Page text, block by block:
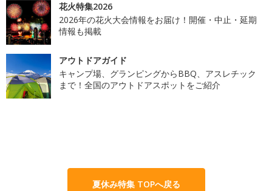
花火特集2026
2026年の花火大会情報をお届け！開催・中止・延期
情報も掲載
アウトドアガイド
キャンプ場、グランピングからBBQ、アスレチック
まで！全国のアウトドアスポットをご紹介
夏休み特集 TOPへ戻る